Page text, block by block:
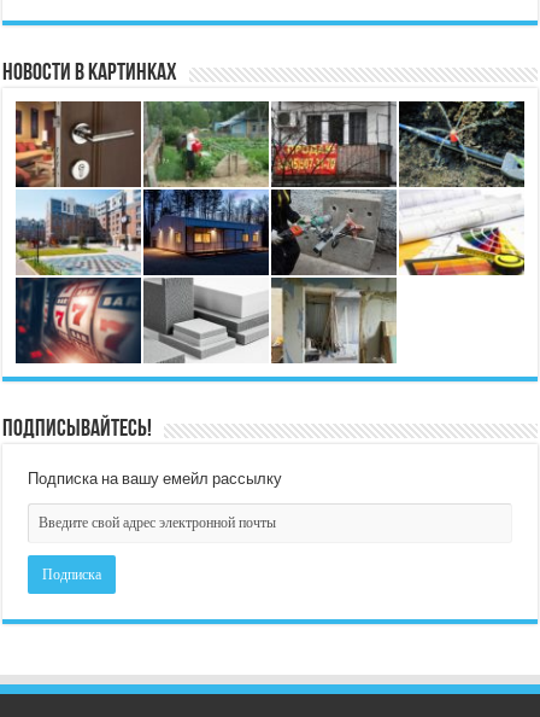
Новости в картинках
Подписывайтесь!
Подписка на вашу емейл рассылку